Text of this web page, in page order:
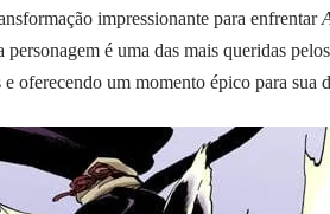
impressionante para enfrentar
personagem é uma das mais queridas
oferecendo um momento épico para sua